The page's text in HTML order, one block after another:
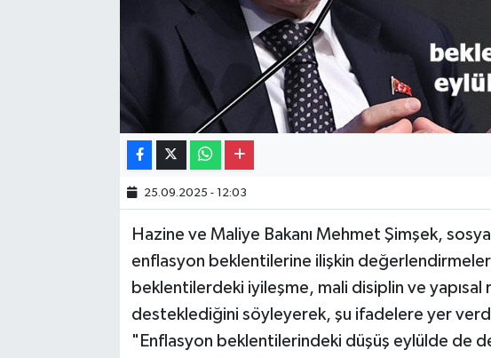
25.09.2025 - 12:03
Hazine ve Maliye Bakanı Mehmet Şimşek,
enflasyon beklentilerine ilişkin
beklentilerdeki iyileşme, mali disiplin ve
desteklediğini söyleyerek, şu ifadelere yer
"Enflasyon beklentilerindeki düşüş eylülde de